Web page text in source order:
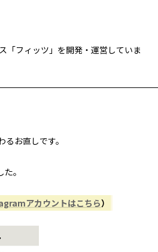
「フィッツ」を開発・運営していま
お直しです。
。
アカウントはこちら）